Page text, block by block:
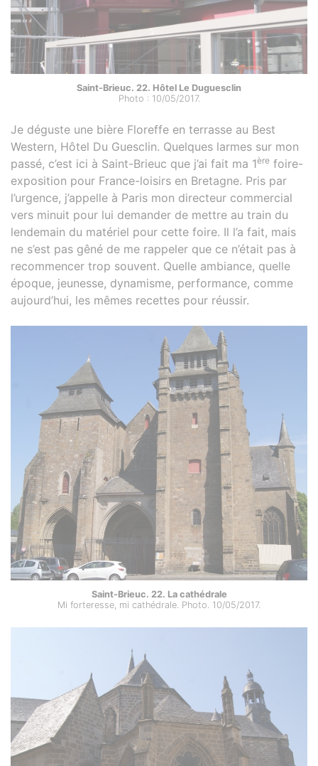
Saint-Brieuc. 22. Hôtel Le Duguesclin
Photo : 10/05/2017.
Je déguste une bière Floreffe en terrasse au Best
Western, Hôtel Du Guesclin. Quelques larmes sur mon
passé, c’est ici à Saint-Brieuc que j’ai fait ma 1ère foire-
exposition pour France-loisirs en Bretagne. Pris par
l’urgence, j’appelle à Paris mon directeur commercial
vers minuit pour lui demander de mettre au train du
lendemain du matériel pour cette foire. Il l’a fait, mais
ne s’est pas gêné de me rappeler que ce n’était pas à
recommencer trop souvent. Quelle ambiance, quelle
époque, jeunesse, dynamisme, performance, comme
aujourd’hui, les mêmes recettes pour réussir.
Saint-Brieuc. 22. La cathédrale
Mi forteresse, mi cathédrale. Photo. 10/05/2017.